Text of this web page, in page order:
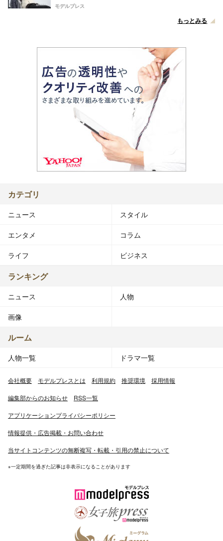
モデルプレス
もっとみる
カテゴリ
ニュース スタイル
エンタメ コラム
ライフ ビジネス
ランキング
ニュース 人物
画像
ルーム
人物一覧 ドラマ一覧
会社概要 モデルプレスとは 利用規約 推奨環境 採用情報
編集部からのお知らせ RSS一覧
アプリケーションプライバシーポリシー
情報提供・広告掲載・お問い合わせ
当サイトコンテンツの無断複写・転載・引用の禁止について
※一定期間を過ぎた記事は非表示になることがあります